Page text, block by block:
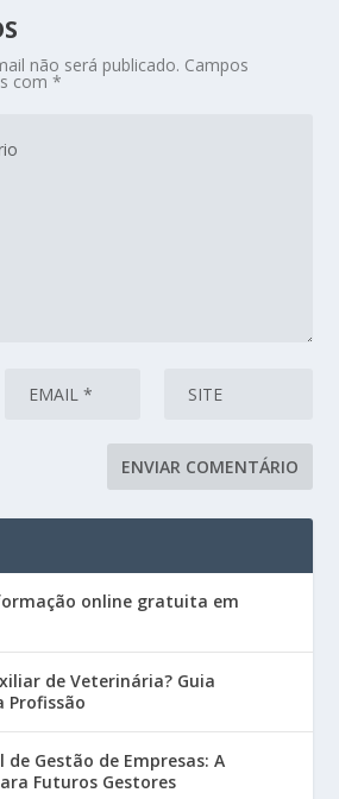
não será publicado. Campos
com*
online gratuita em
de Veterinária? Guia
Profissão
de Gestão de Empresas: A
Futuros Gestores